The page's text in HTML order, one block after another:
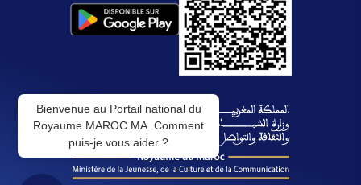
Bienvenue au Portail national du
Royaume MAROC.MA. Comment
puis-je vous aider ?